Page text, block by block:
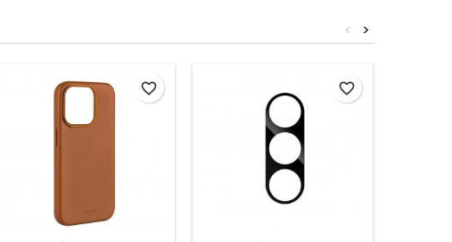
>
<
favorite_border favorite_border